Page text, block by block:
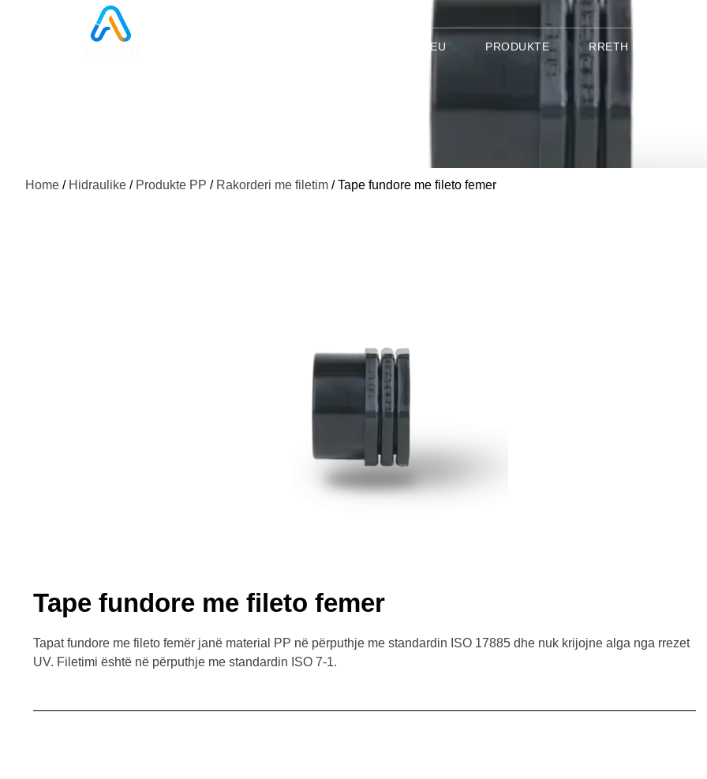
KREU PRODUKTE RRETH NESH
Home / Hidraulike / Produkte PP / Rakorderi me filetim / Tape fundore me fileto femer
Tape fundore me fileto femer
Tapat fundore me fileto femër janë material PP në përputhje me standardin ISO 17885 dhe nuk krijojne alga nga rrezet
UV. Filetimi është në përputhje me standardin ISO 7-1.